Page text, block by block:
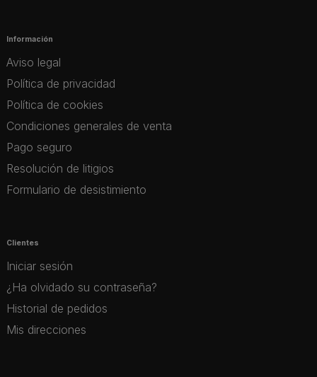
Información
Aviso legal
Política de privacidad
Política de cookies
Condiciones generales de venta
Pago seguro
Resolución de litigios
Formulario de desistimiento
Clientes
Iniciar sesión
¿Ha olvidado su contraseña?
Historial de pedidos
Mis direcciones